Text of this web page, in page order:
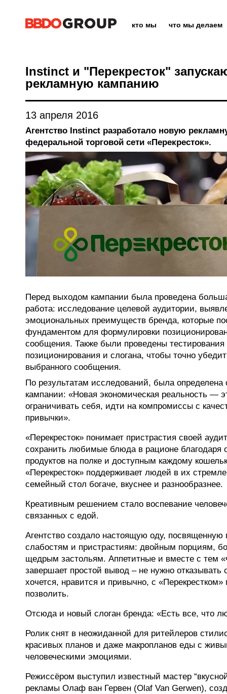
кто мы что мы делаем
Instinct и "Перекресток"
рекламную кампанию
13 апреля 2016
Агентство Instinct разработало новую
федеральной торговой сети «Перекресток».
Перед выходом кампании была проведена
работа: исследование целевой аудитории,
эмоциональных преимуществ бренда, которые
фундаментом для формулировки
сообщения. Также были проведены тестирования
позиционирования и слогана, чтобы точно
выбранного сообщения.
По результатам исследований, была определена
кампании: «Новая экономическая реальность —
ограничивать себя, идти на компромиссы с
привычки».
«Перекресток» понимает пристрастия своей
сохранить любимые блюда в рационе благодаря
продуктов на полке и доступным каждому
«Перекресток» поддерживает людей в их
семейный стол богаче, вкуснее и разнообразнее.
Креативным решением стало воспевание
связанных с едой.
Агентство создало настоящую оду, посвященную
слабостям и пристрастиям: двойным порциям,
щедрым застольям. Аппетитные и вместе с тем
завершает простой вывод – не нужно отказывать
хочется, нравится и привычно, с
позволить.
Отсюда и новый слоган бренда: «Есть все, что
Ролик снят в неожиданной для ритейлеров
красивых планов и даже макропланов еды с
человеческими эмоциями.
Режиссёром выступил известный мастер
рекламы Олаф ван Гервен (Olaf Van Gerwen),